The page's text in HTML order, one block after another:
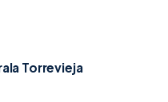
Torrevieja